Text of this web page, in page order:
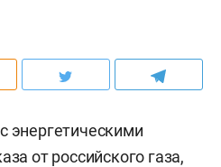
энергетическими
от российского газа,